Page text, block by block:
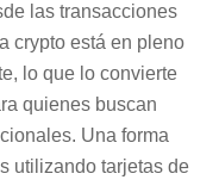
las transacciones
crypto está en pleno
lo que lo convierte
quienes buscan
Una forma
utilizando tarjetas de